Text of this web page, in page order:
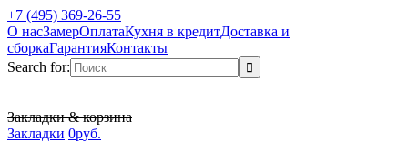
+7 (495) 369-26-55
О насЗамерОплатаКухня в кредитДоставка и
сборкаГарантияКонтакты
Search for:
Закладки & корзина
Закладки 0руб.